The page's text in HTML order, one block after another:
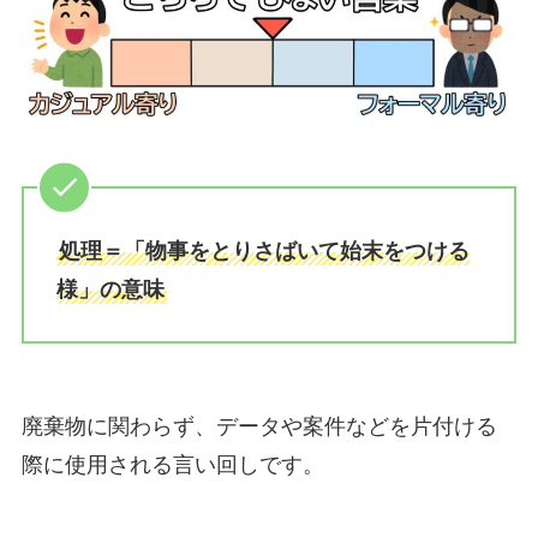
処理＝「物事をとりさばいて始末をつける
様」の意味
廃棄物に関わらず、データや案件などを片付ける
際に使用される言い回しです。